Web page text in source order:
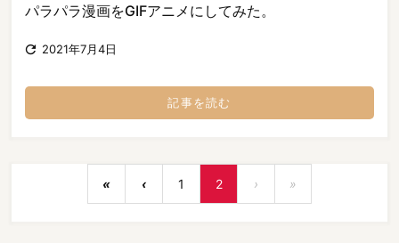
パラパラ漫画をGIFアニメにしてみた。
 2021年7月4日
記事を読む
« ‹ 1 2 › »